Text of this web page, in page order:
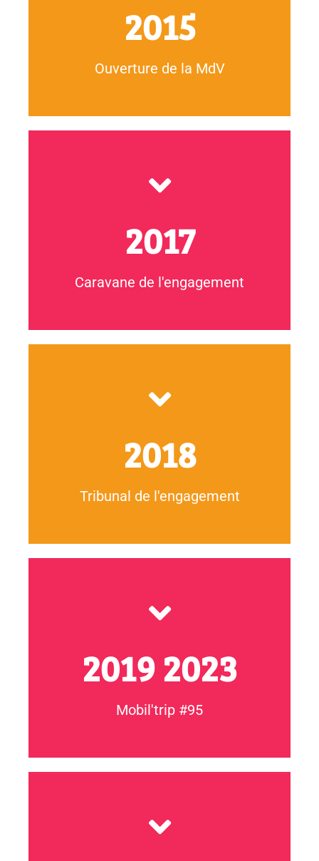
2015
Ouverture de la MdV
2017
Caravane de l'engagement
2018
Tribunal de l'engagement
2019 2023
Mobil'trip #95